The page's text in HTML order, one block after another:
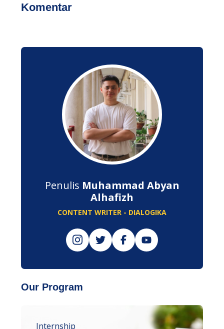
Komentar
Penulis Muhammad Abyan
Alhafizh
CONTENT WRITER - DIALOGIKA
Our Program
Internship